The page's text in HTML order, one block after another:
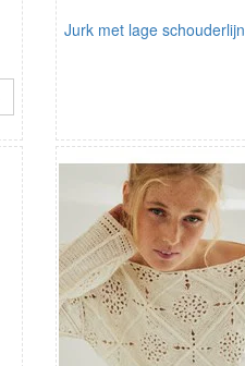
Jurk met lage schouderlijn